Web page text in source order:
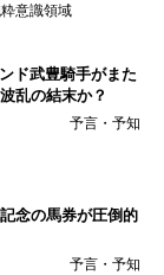
意識領域
ド武豊騎手がまた
乱の結末か？
予言・予知
念の馬券が圧倒的
予言・予知